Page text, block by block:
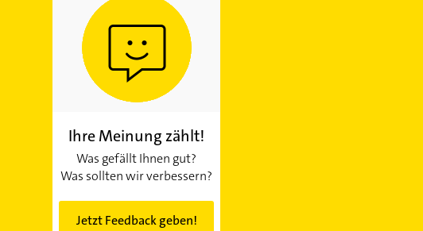
Ihre Meinung zählt!
Was gefällt Ihnen gut?
Was sollten wir verbessern?
Jetzt Feedback geben!